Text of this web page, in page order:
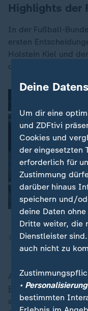
Highlights der
In der Fußball-
ersten
Holstein Kiel und
die 2. Liga antreten.
11.05.2025 | 7:36 min
Außerdem: Wir
Bundesliga-Partien
alle wichtigen
Deine
Um dir eine
und ZDFtivi
Cookies und
der eingesetzten
erforderlich für
Zustimmung
darüber hinaus
speichern und/
deine Daten
Dritte weiter, die
Dienstleister
auch nicht zu
•
bestimmten